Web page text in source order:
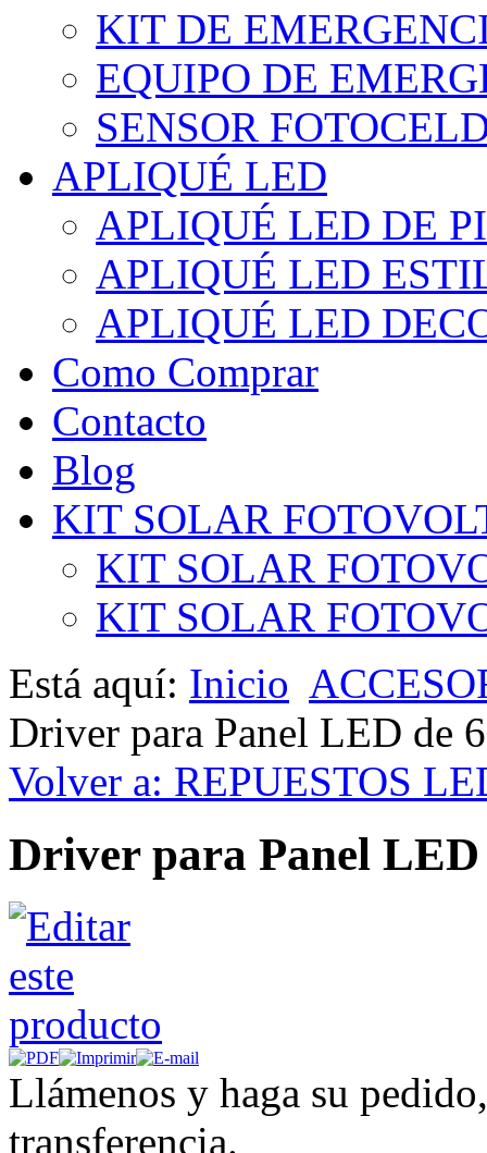
KIT DE
EQUIPO DE
SENSOR
APLIQUÉ LED
APLIQUÉ LED DE
APLIQUÉ LED
APLIQUÉ LED
Como Comprar
Contacto
Blog
KIT SOLAR
KIT SOLAR
KIT SOLAR
Está aquí: Inicio
Driver para Panel LED de
Volver a: REPUESTOS
Driver para Panel LED
Llámenos y haga su
transferencia.